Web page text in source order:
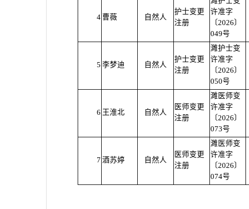
4 曹薇 自然人
护士变更
注册
许准字
〔2026〕
049号
5 李梦迪 自然人
护士变更
注册
濉护士变
许准字
〔2026〕
050号
6 王淮北 自然人
医师变更
注册
濉医师变
许准字
〔2026〕
073号
7 酒苏婷 自然人
医师变更
注册
濉医师变
许准字
〔2026〕
074号